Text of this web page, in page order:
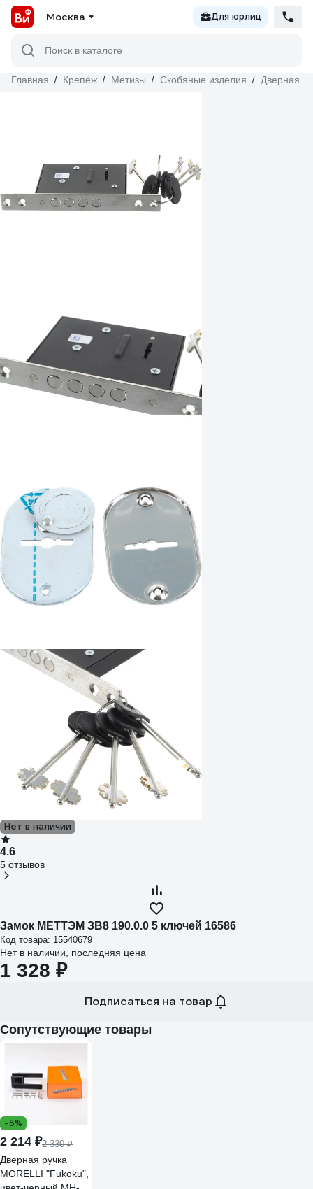
Москва Для юрлиц
Поиск в каталоге
Главная / Крепёж / Метизы / Скобяные изделия / Дверная
Нет в наличии
4.6
5 отзывов
Замок МЕТТЭМ ЗВ8 190.0.0 5 ключей 16586
Код товара: 15540679
Нет в наличии, последняя цена
1 328 ₽
Подписаться на товар
Сопутствующие товары
-5%
2 214 ₽2 330 ₽
Дверная ручка
MORELLI "Fukoku",